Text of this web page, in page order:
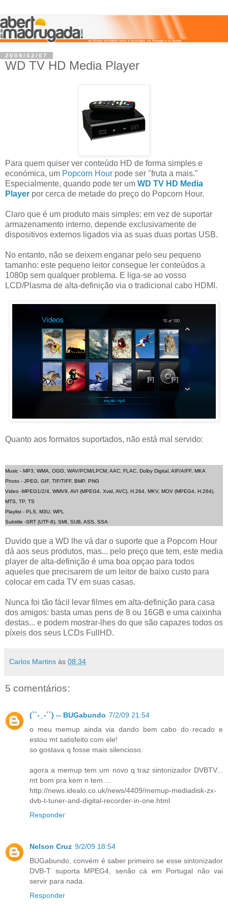
2009/02/07
WD TV HD Media Player
Para quem quiser ver conteúdo HD de forma simples e
económica, um Popcorn Hour pode ser "fruta a mais."
Especialmente, quando pode ter um WD TV HD Media
Player por cerca de metade do preço do Popcorn Hour.
Claro que é um produto mais simples: em vez de suportar
armazenamento interno, depende exclusivamente de
dispositivos externos ligados via as suas duas portas USB.
No entanto, não se deixem enganar pelo seu pequeno
tamanho: este pequeno leitor consegue ler conteúdos a
1080p sem qualquer problema. E liga-se ao vosso
LCD/Plasma de alta-definição via o tradicional cabo HDMI.
Quanto aos formatos suportados, não está mal servido:
Music - MP3, WMA, OGG, WAV/PCM/LPCM, AAC, FLAC, Dolby Digital, AIF/AIFF, MKA
Photo - JPEG, GIF, TIF/TIFF, BMP, PNG
Video -MPEG1/2/4, WMV9, AVI (MPEG4, Xvid, AVC), H.264, MKV, MOV (MPEG4, H.264),
MTS, TP, TS
Playlist - PLS, M3U, WPL
Subtitle -SRT (UTF-8), SMI, SUB, ASS, SSA
Duvido que a WD lhe vá dar o suporte que a Popcorn Hour
dá aos seus produtos, mas... pelo preço que tem, este media
player de alta-definição é uma boa opçao para todos
aqueles que precisarem de um leitor de baixo custo para
colocar em cada TV em suas casas.
Nunca foi tão fácil levar filmes em alta-definição para casa
dos amigos: basta umas pens de 8 ou 16GB e uma caixinha
destas... e podem mostrar-lhes do que são capazes todos os
píxeis dos seus LCDs FullHD.
Carlos Martins às 08:34
5 comentários:
(``-_-´´) -- BUGabundo 7/2/09 21:54
o meu memup ainda via dando bem cabo do recado e
estou mt satisfeito com ele!
so gostava q fosse mais silencioso.
agora a memup tem um novo q traz sintonizador DVBTV...
mt bom pra kem n tem....
http://news.idealo.co.uk/news/4409/memup-mediadisk-zx-
dvb-t-tuner-and-digital-recorder-in-one.html
Responder
Nelson Cruz 9/2/09 18:54
BUGabundo, convém é saber primeiro se esse sintonizador
DVB-T suporta MPEG4, senão cá em Portugal não vai
servir para nada.
Responder